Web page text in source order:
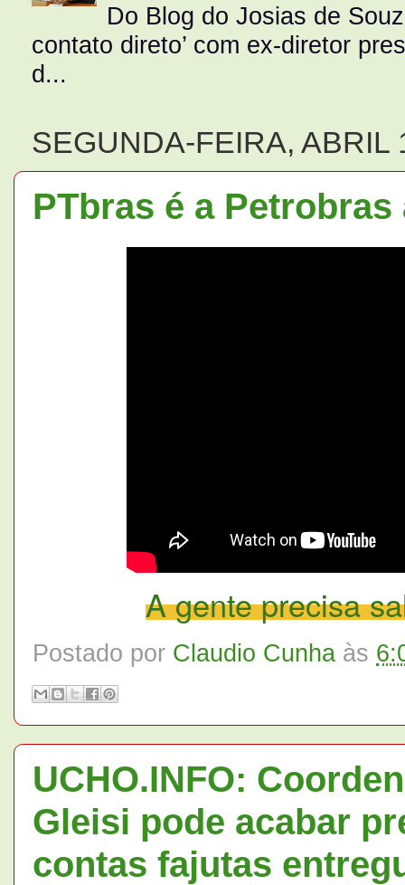
Do Blog do Josias de
contato direto’ com ex-diretor
d...
SEGUNDA-FEIRA, ABRIL
PTbras é a
A gente precisa
Postado por Claudio Cunha às
UCHO.INFO:
Gleisi pode acabar
contas fajutas